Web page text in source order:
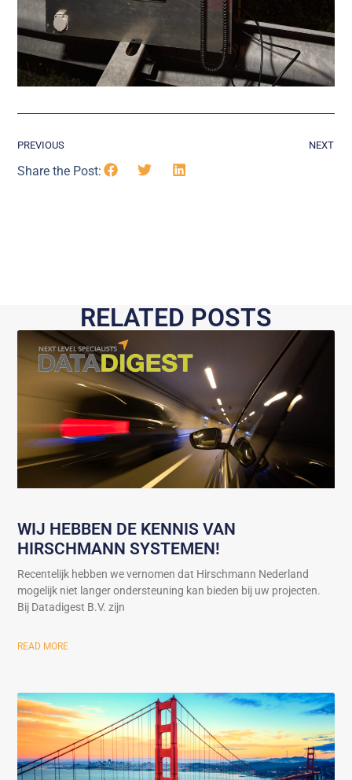
PREVIOUS NEXT
Share the Post:
RELATED POSTS
WIJ HEBBEN DE KENNIS VAN
HIRSCHMANN SYSTEMEN!
Recentelijk hebben we vernomen dat Hirschmann Nederland
mogelijk niet langer ondersteuning kan bieden bij uw projecten.
Bij Datadigest B.V. zijn
READ MORE